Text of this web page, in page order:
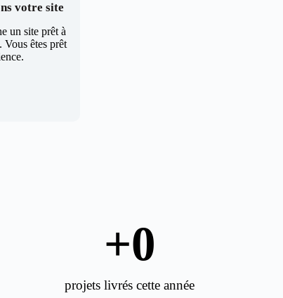
votre site
un site prêt à
êtes prêt
projets livrés cette année
+0